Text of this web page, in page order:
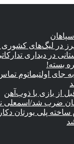
در لیگ‌های
در دیداری
بسته!
جای اولتیماتوم
از بازی با ذوب‌آهن
ضرب شد/اسمعلی
ساخته پلی